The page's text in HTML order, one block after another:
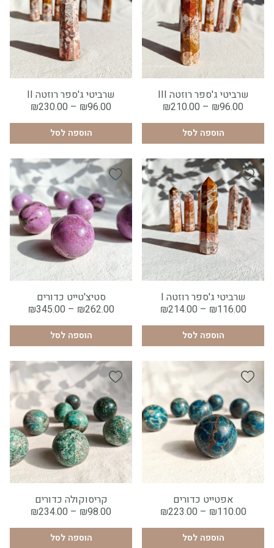
שרביטי ג'ספר רוזטה III
₪96.00
–
₪210.00
עד
גודל: ×
19
הוספה לסל
הוספה לסל
שרביטי ג'ספר רוזטה II
₪96.00
–
₪230.00
עד
גודל: ×
12
13
הוספה לסל
הוספה לסל
שרביטי ג'ספר רוזטה I
₪116.00
–
₪214.00
עד
גודל: ×
2
3
4
5
6
הוספה לסל
הוספה לסל
סטיצ'טייט כדורים
₪262.00
–
₪345.00
עד
⁦₪345.00⁩
גודל: ×
גדול קטן
הוספה לסל
הוספה לסל
אפטייט כדורים
₪110.00
–
₪223.00
גודל: ×
גדול קטן
הוספה לסל
הוספה לסל
קריסוקולה כדורים
₪98.00
–
₪234.00
גודל: ×
בינוני גדול קטן
הוספה לסל
הוספה לסל